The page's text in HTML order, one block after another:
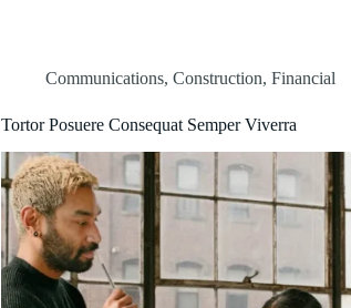
Communications,Construction,Financial
Tortor Posuere Consequat Semper Viverra